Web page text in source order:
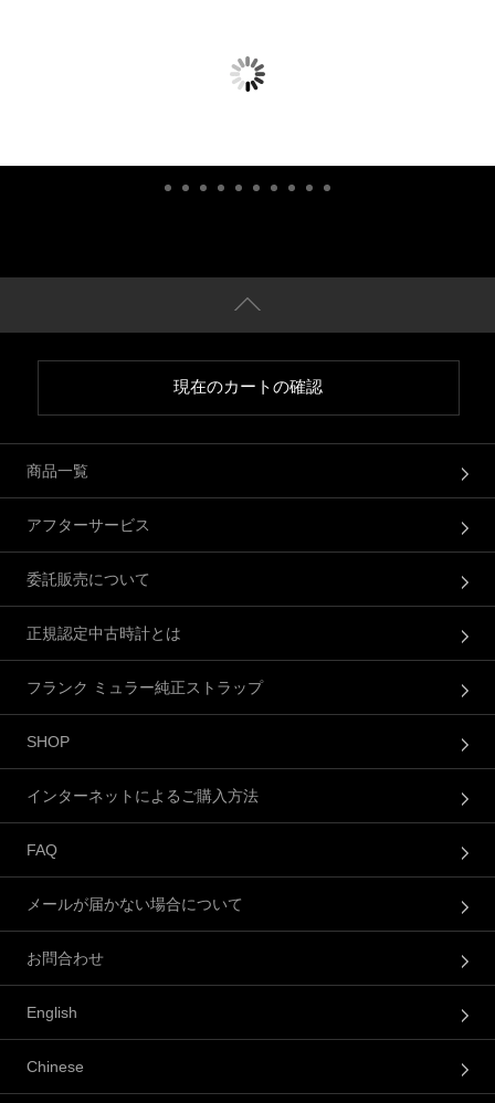
現在のカートの確認
商品一覧
アフターサービス
委託販売について
正規認定中古時計とは
フランク ミュラー純正ストラップ
SHOP
インターネットによるご購入方法
FAQ
メールが届かない場合について
お問合わせ
English
Chinese